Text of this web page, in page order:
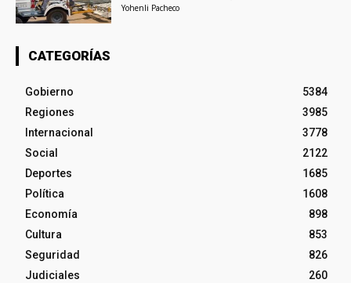
Yohenli Pacheco
CATEGORÍAS
Gobierno
5384
Regiones
3985
Internacional
3778
Social
2122
Deportes
1685
Política
1608
Economía
898
Cultura
853
Seguridad
826
Judiciales
260